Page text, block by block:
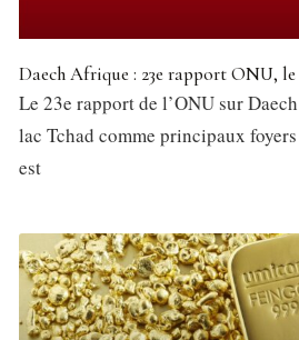
Daech Afrique : 23e rapport ONU, le
Le 23e rapport de l’ONU sur
lac Tchad comme principaux
est